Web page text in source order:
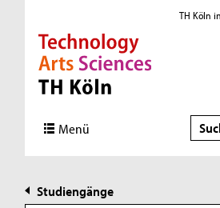
Direkt zur Hauptnavigation
Direkt zur Subnavigation
Direkt zum Inhalt
Direkt zum Fußbereich
TH Köln
Menü Suche
Studiengänge